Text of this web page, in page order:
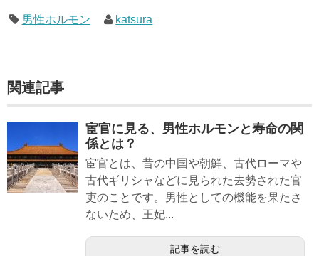
男性ホルモン katsura
関連記事
宦官に見る、男性ホルモンと寿命の関
係とは？
宦官とは、昔の中国や朝鮮、古代ローマや
古代ギリシャなどに見られた去勢された官
吏のことです。男性としての機能を果たさ
ないため、王妃...
記事を読む